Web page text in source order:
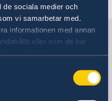
de sociala medier och
vi samarbetar med.
informationen med annan
eller som de har
tjänster.